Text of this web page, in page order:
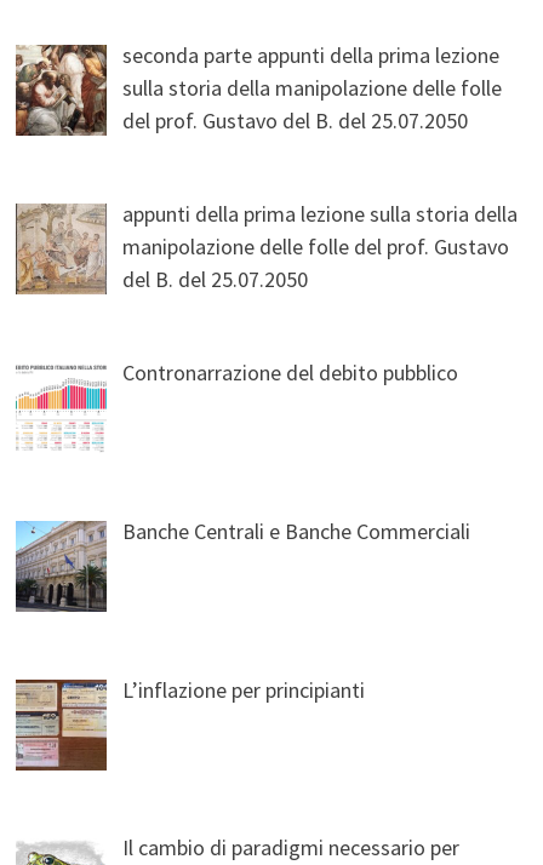
seconda parte appunti della prima lezione
sulla storia della manipolazione delle folle
del prof. Gustavo del B. del 25.07.2050
appunti della prima lezione sulla storia della
manipolazione delle folle del prof. Gustavo
del B. del 25.07.2050
Contronarrazione del debito pubblico
Banche Centrali e Banche Commerciali
L’inflazione per principianti
Il cambio di paradigmi necessario per